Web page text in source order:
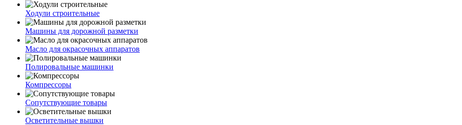
Ходули строительные
Машины для дорожной разметки
Масло для окрасочных аппаратов
Полировальные машинки
Компрессоры
Сопутствующие товары
Осветительные вышки